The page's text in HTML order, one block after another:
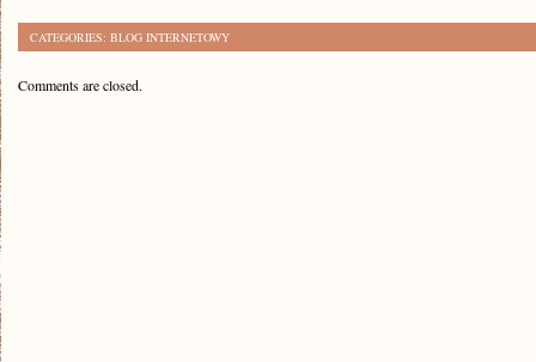
CATEGORIES: BLOG INTERNETOWY
Comments are closed.